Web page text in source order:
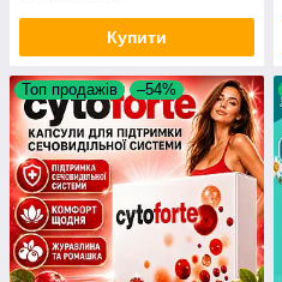
Купити
Топ продажів –54%